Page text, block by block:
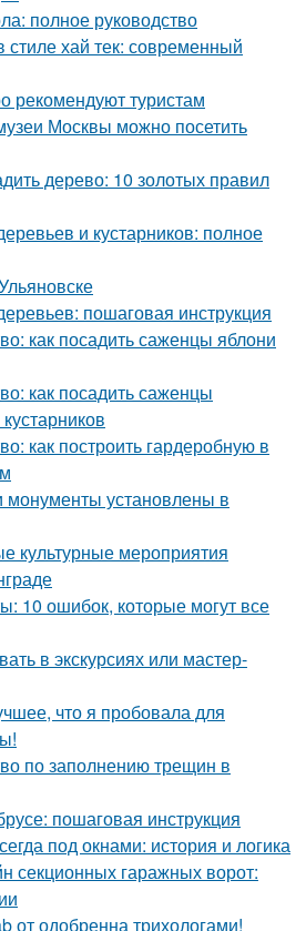
полное руководство
хай тек: современный
рекомендуют туристам
Москвы можно посетить
дерево: 10 золотых правил
и кустарников: полное
пошаговая инструкция
как посадить саженцы яблони
как посадить саженцы
как построить гардеробную в
монументы установлены в
культурные мероприятия
10 ошибок, которые могут все
в экскурсиях или мастер-
что я пробовала для
по заполнению трещин в
пошаговая инструкция
под окнами: история и логика
секционных гаражных ворот:
от одобренна трихологами!